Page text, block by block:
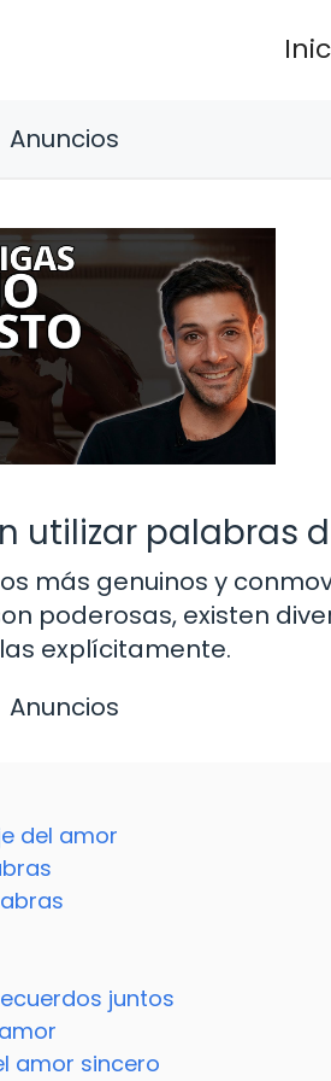
Anuncios
utilizar palabras
más genuinos y
poderosas, existen
explícitamente.
Anuncios
del amor
juntos
amor sincero